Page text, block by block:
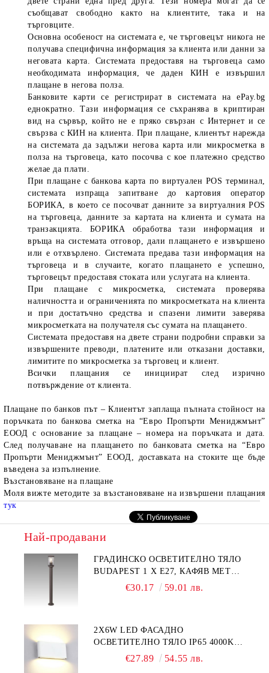
съобщават свободно както на клиентите, така и на
търговците.
Основна особеност на системата е, че търговецът никога не
получава специфична информация за клиента или данни за
неговата карта. Системата предоставя на търговеца само
необходимата информация, че даден КИН е извършил
плащане в негова полза.
Банковите карти се регистрират в системата на ePay.bg
еднократно. Тази информация се съхранява в криптиран
вид на сървър, който не е пряко свързан с Интернет и се
свързва с КИН на клиента. При плащане, клиентът нарежда
на системата да задължи негова карта или микросметка в
полза на търговеца, като посочва с кое платежно средство
желае да плати.
При плащане с банкова карта по виртуален POS терминал,
системата изпраща запитване до картовия оператор
БОРИКА, в което се посочват данните за виртуалния POS
на търговеца, данните за картата на клиента и сумата на
транзакцията. БОРИКА обработва тази информация и
връща на системата отговор, дали плащането е извършено
или е отхвърлено. Системата предава тази информация на
търговеца и в случаите, когато плащането е успешно,
търговецът предоставя стоката или услугата на клиента.
При плащане с микросметка, системата проверява
наличността и ограниченията по микросметката на клиента
и при достатъчно средства и спазени лимити заверява
микросметката на получателя със сумата на плащането.
Системата предоставя на двете страни подробни справки за
извършените преводи, платените или отказани доставки,
лимитите по микросметка за търговец и клиент.
Всички плащания се инициират след изрично
потвърждение от клиента.
Плащане по банков път –Клиентът заплаща пълната стойност на
поръчката по банкова сметка на “Евро Пропърти Мениджмънт”
ЕООД с основание за плащане – номера на поръчката и дата.
След получаване на плащането по банковата сметка на “Евро
Пропърти Мениджмънт” ЕООД, доставката на стоките ще бъде
въведена за изпълнение.
Възстановяване на плащане
Моля вижте методите за възстановяване на извършени плащания
тук
Най-продавани
ГРАДИНСКО ОСВЕТИТЕЛНО ТЯЛО
BUDAPEST 1 Х Е27, КАФЯВ МЕТАЛ
/ ПРОЗРАЧНА ПЛАСТМАСА
€30.17 59.01 лв.
2Х6W LED ФАСАДНО
ОСВЕТИТЕЛНО ТЯЛО IP65 4000K
АЛУМИНИЙ / БЯЛ ПРАВОЪГЪЛЕН
€27.89 54.55 лв.